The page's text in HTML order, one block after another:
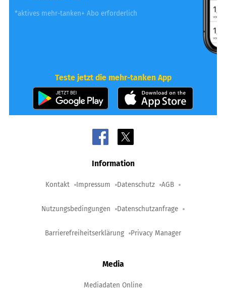
*aktives mehr-tanken+ Abo erforderlich
Teste jetzt die mehr-tanken App
Information
Kontakt Impressum Datenschutz AGB
Nutzungsbedingungen Datenschutzanfrage
Barrierefreiheitserklärung Privacy Manager
Media
Mediadaten Online